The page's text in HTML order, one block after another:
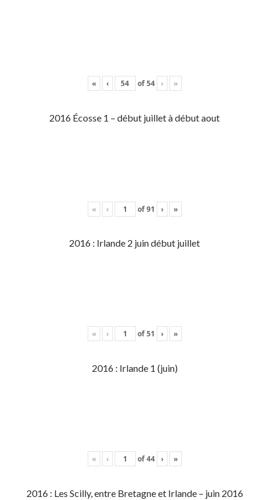
« ‹ of54 › »
2016 Écosse 1 – début juillet à début aout
« ‹ of91 › »
2016 : Irlande 2 juin début juillet
« ‹ of51 › »
2016 : Irlande 1 (juin)
« ‹ of44 › »
2016 : Les Scilly, entre Bretagne et Irlande – juin 2016